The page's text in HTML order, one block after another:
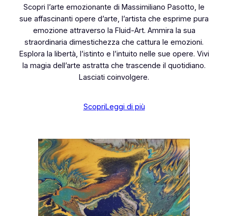
Scopri l’arte emozionante di Massimiliano Pasotto, le
sue affascinanti opere d’arte, l’artista che esprime pura
emozione attraverso la Fluid-Art. Ammira la sua
straordinaria dimestichezza che cattura le emozioni.
Esplora la libertà, l’istinto e l’intuito nelle sue opere. Vivi
la magia dell’arte astratta che trascende il quotidiano.
Lasciati coinvolgere.
ScopriLeggi di più